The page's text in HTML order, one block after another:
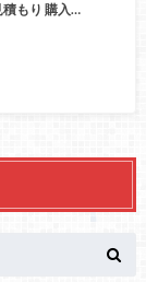
積もり 購入…